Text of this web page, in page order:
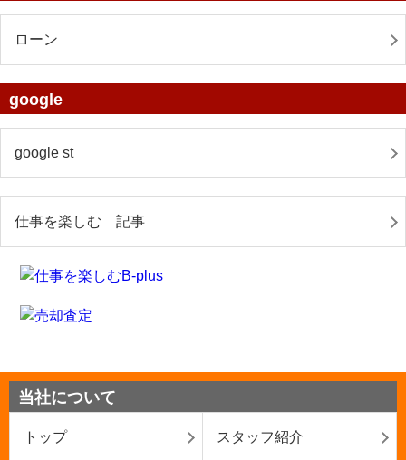
ローン
google
google st
仕事を楽しむ 記事
当社について
トップ スタッフ紹介